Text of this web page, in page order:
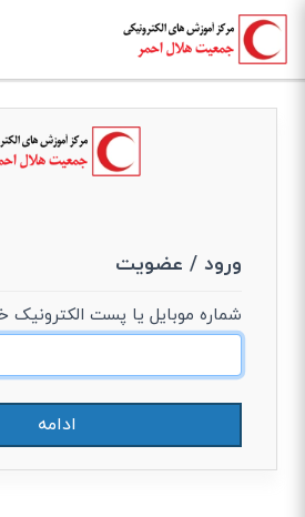
ورود / عضویت
شماره موبایل یا پست الکترونیک
ادامه